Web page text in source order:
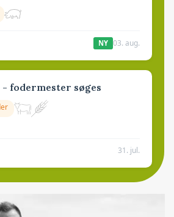
NY 03. aug.
fodermester søges
31. jul.